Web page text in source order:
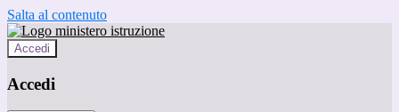
Salta al contenuto
Accedi
Accedi